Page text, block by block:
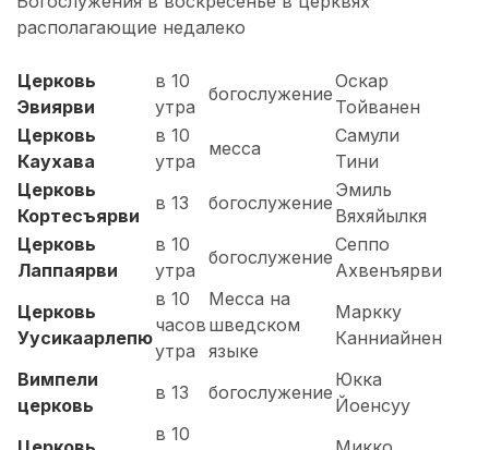
располагающие недалеко
Церковь
Эвиярви
в 10
утра
богослужение
Оскар
Тойванен
Церковь
Каухава
в 10
утра
месса
Самули
Тини
Церковь
Кортесъярви
в 13 богослужение
Эмиль
Вяхяйылкя
Церковь
Лаппаярви
в 10
утра
богослужение
Сеппо
Ахвенъярви
Церковь
Уусикаарлепю
в 10
часов
утра
Месса на
шведском
языке
Маркку
Канниайнен
Вимпели
церковь
в 13 богослужение
Юкка
Йоенсуу
в 10